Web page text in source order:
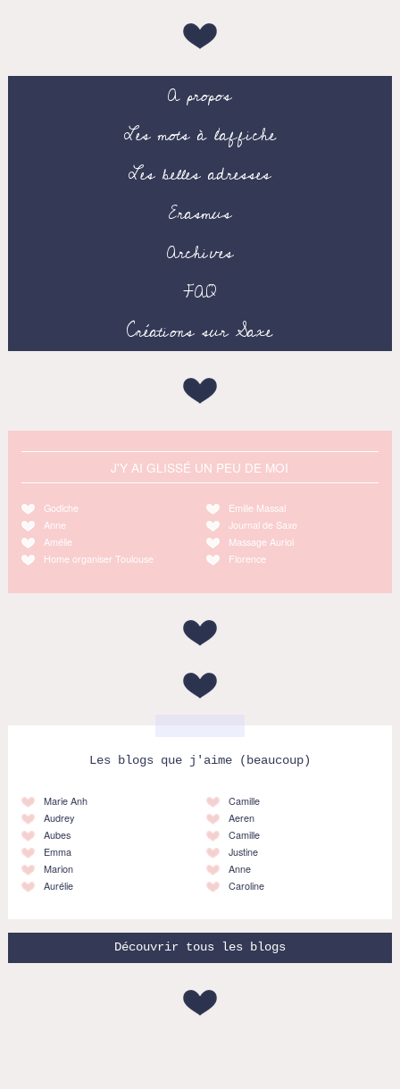
A propos
Les mots à l’affiche
Les belles adresses
Erasmus
Archives
FAQ
Créations sur Saxe
J'Y AI GLISSÉ UN PEU DE MOI
Godiche
Anne
Amélie
Home organiser Toulouse
Emilie Massal
Journal de Saxe
Massage Auriol
Florence
Les blogs que j'aime (beaucoup)
Marie Anh
Audrey
Aubes
Emma
Marion
Aurélie
Camille
Aeren
Camille
Justine
Anne
Caroline
Découvrir tous les blogs